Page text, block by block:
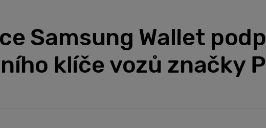
Samsung Wallet
klíče vozů značky